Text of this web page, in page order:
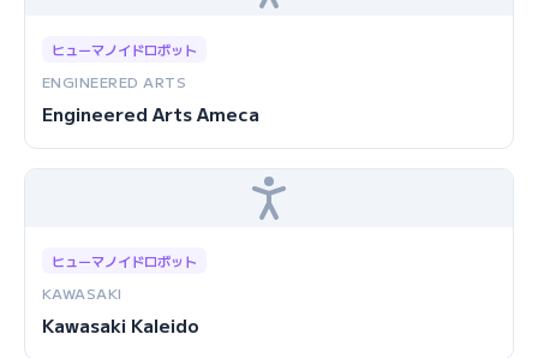
ヒューマノイドロボット
ENGINEERED ARTS
Engineered Arts Ameca
ヒューマノイドロボット
KAWASAKI
Kawasaki Kaleido